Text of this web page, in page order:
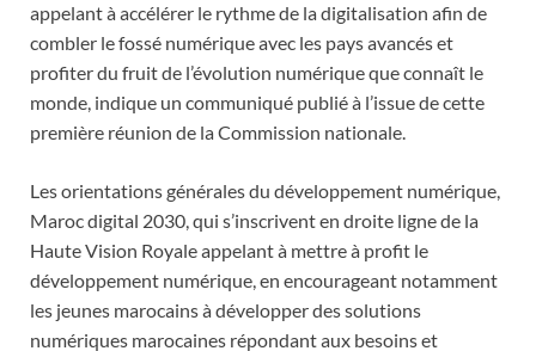
appelant à accélérer le rythme de la digitalisation afin de
combler le fossé numérique avec les pays avancés et
profiter du fruit de l’évolution numérique que connaît le
monde, indique un communiqué publié à l’issue de cette
première réunion de la Commission nationale.
Les orientations générales du développement numérique,
Maroc digital 2030, qui s’inscrivent en droite ligne de la
Haute Vision Royale appelant à mettre à profit le
développement numérique, en encourageant notamment
les jeunes marocains à développer des solutions
numériques marocaines répondant aux besoins et